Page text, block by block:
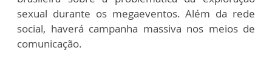
sexual durante os megaeventos. Além da rede
social, haverá campanha massiva nos meios de
comunicação.